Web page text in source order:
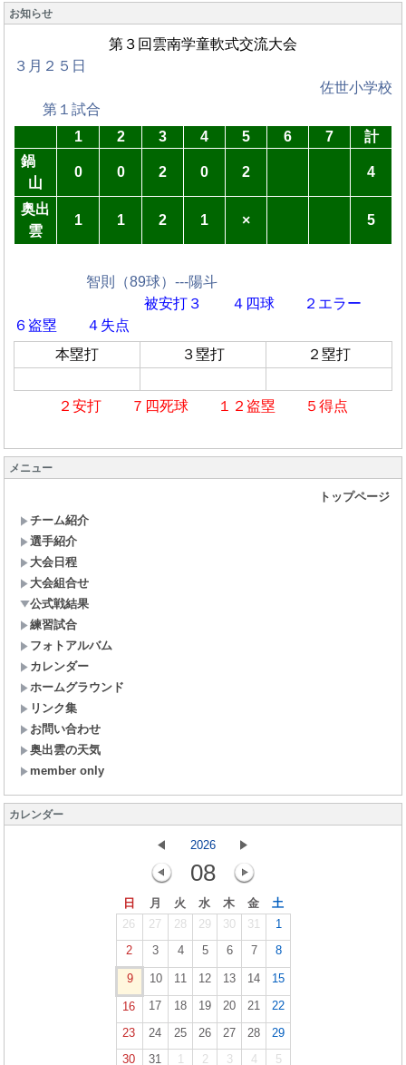
メニュー
トップページ
チーム紹介
選手紹介
大会日程
大会組合せ
公式戦結果
練習試合
フォトアルバム
カレンダー
ホームグラウンド
リンク集
お問い合わせ
奥出雲の天気
member only
カレンダー
2026
08
日 月 火 水 木 金
土
26
27 28 29 30 31
1
2
3 4 5 6 7 8
9 10 11 12 13 14 15
16 17 18 19 20 21
22
23
24 25 26 27 28
29
30
31 1 2 3 4 5
お知らせ
第３回雲南学童軟式交流大会
３月２５日
佐世小学校
第１試合
1
2 3 4 5 6 7
計
鍋
山
0 0 2 0 2 4
奥出
雲
1 1 2 1 × 5
智則（89球）---陽斗
被安打３ ４四球
２エラー
６盗塁 ４失点
本塁打
３塁打 ２塁打
２安打 ７四死球 １２盗塁 ５得点